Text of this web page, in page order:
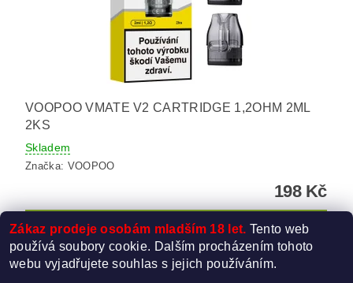
VOOPOO VMATE V2 CARTRIDGE 1,2OHM 2ML
2KS
Skladem
Značka: VOOPOO
198 Kč
Zákaz prodeje osobám mladším 18 let. Tento web
používá soubory cookie. Dalším procházením tohoto
webu vyjadřujete souhlas s jejich používáním.